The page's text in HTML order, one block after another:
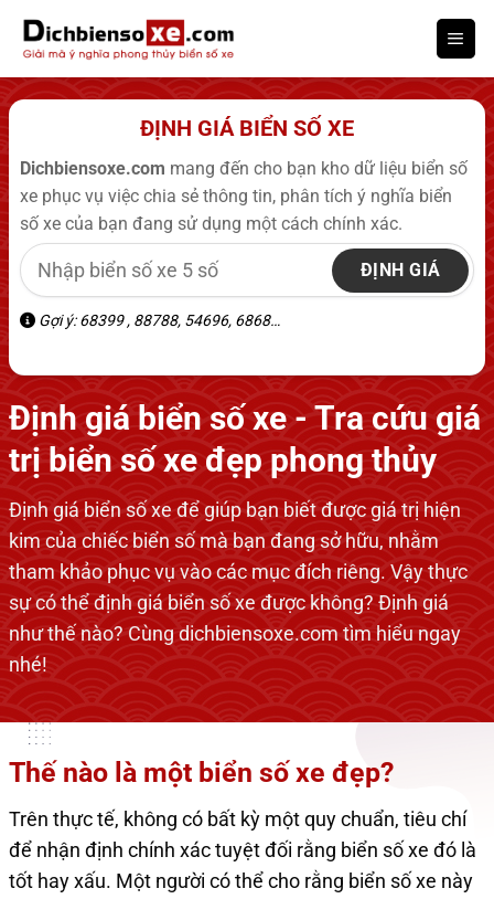
qua
nội
dung
ĐỊNH GIÁ BIỂN SỐ XE
Dichbiensoxe.com mang đến cho bạn kho dữ liệu biển số
xe phục vụ việc chia sẻ thông tin, phân tích ý nghĩa biển
số xe của bạn đang sử dụng một cách chính xác.
ĐỊNH GIÁ
Gợi ý: 68399 , 88788, 54696, 6868…
Định giá biển số xe - Tra cứu giá
trị biển số xe đẹp phong thủy
Định giá biển số xe để giúp bạn biết được giá trị hiện
kim của chiếc biển số mà bạn đang sở hữu, nhằm
tham khảo phục vụ vào các mục đích riêng. Vậy thực
sự có thể định giá biển số xe được không? Định giá
như thế nào? Cùng dichbiensoxe.com tìm hiểu ngay
nhé!
Thế nào là một biển số xe đẹp?
Trên thực tế, không có bất kỳ một quy chuẩn, tiêu chí
để nhận định chính xác tuyệt đối rằng biển số xe đó là
tốt hay xấu. Một người có thể cho rằng biển số xe này